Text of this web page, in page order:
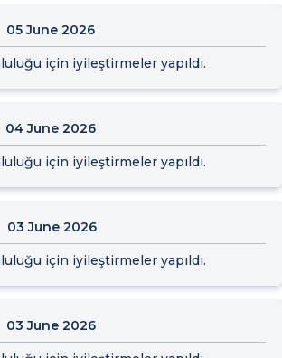
05 June 2026
için iyileştirmeler yapıldı.
04 June 2026
için iyileştirmeler yapıldı.
03 June 2026
için iyileştirmeler yapıldı.
03 June 2026